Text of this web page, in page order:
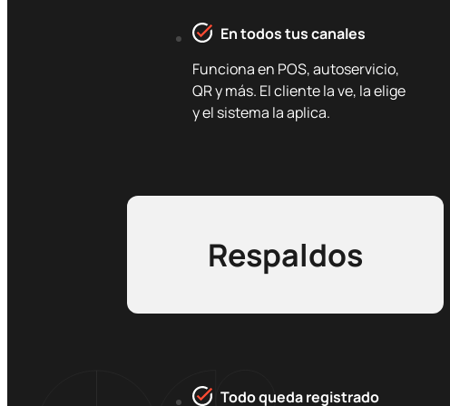
En todos tus canales
Funciona en POS, autoservicio,
QR y más. El cliente la ve, la elige
y el sistema la aplica.
Respaldos
Todo queda registrado